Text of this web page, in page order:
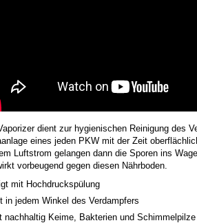
dient zur hygienischen Reinigung des
eines jeden PKW mit der Zeit
Luftstrom gelangen dann die Sporen ins
vorbeugend gegen diesen Nährboden.
mit Hochdruckspülung
in jedem Winkel des Verdampfers
nachhaltig Keime, Bakterien und Schimmelpilze